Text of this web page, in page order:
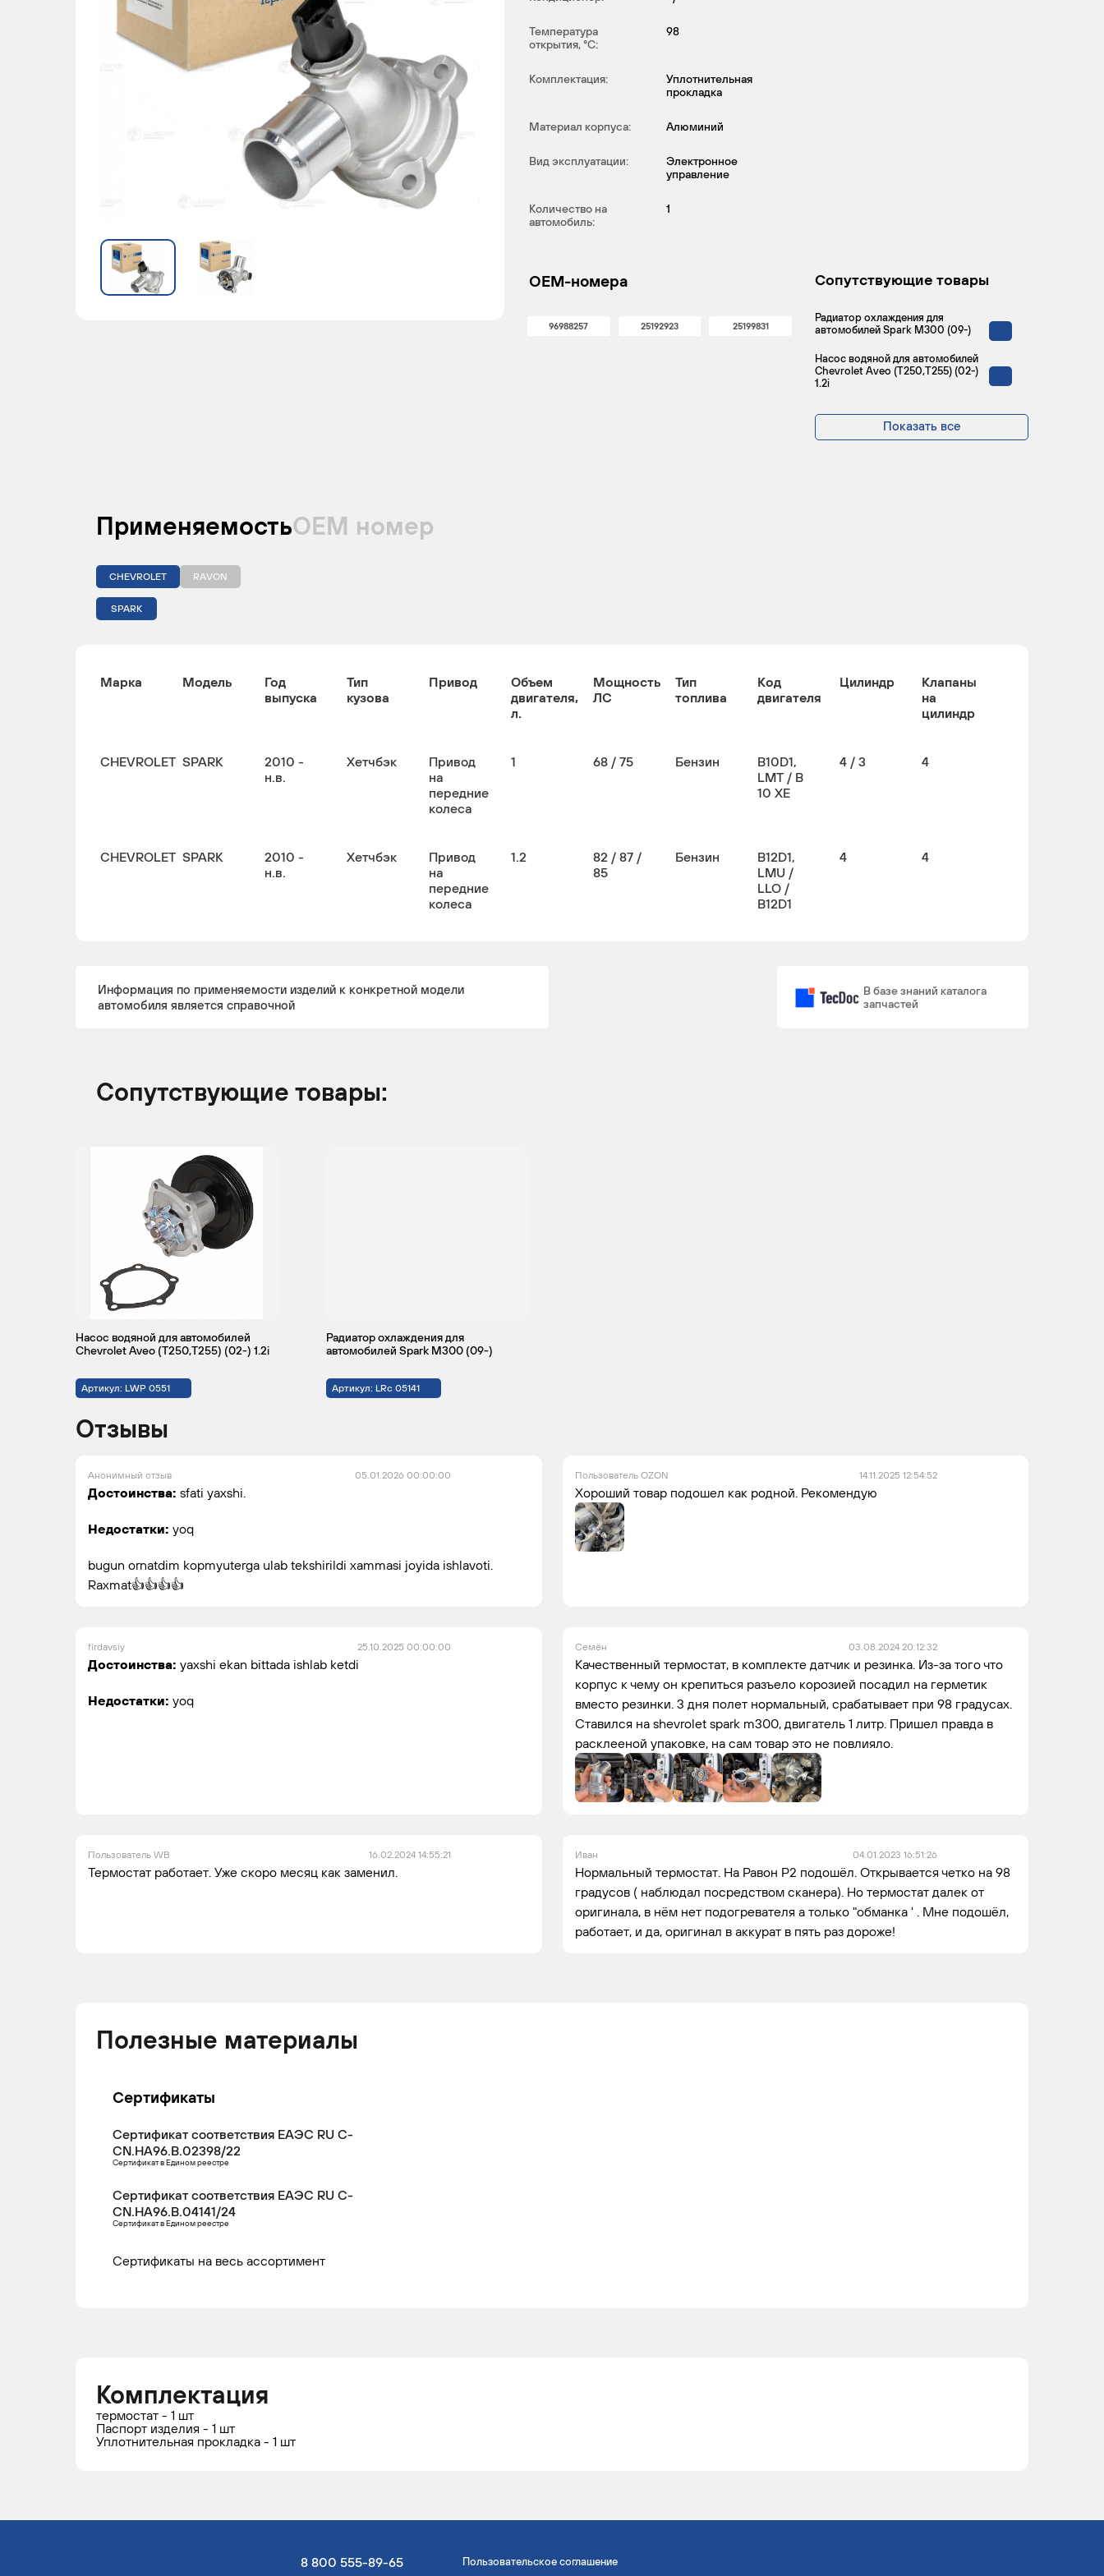
Температура
открытия, °С:
98
Комплектация:
Уплотнительная
прокладка
Материал корпуса: Алюминий
Вид эксплуатации:
Электронное
управление
Количество на
автомобиль:
1
OEM-номера
96988257 25192923 25199831
Сопутствующие товары
Радиатор охлаждения для
автомобилей Spark M300 (09-)
Насос водяной для автомобилей
Chevrolet Aveo (T250,T255) (02-)
1.2i
Показать все
ПрименяемостьОЕМ номер
CHEVROLET RAVON
SPARK
Марка Модель
Год
выпуска
Тип
кузова
Привод
Объем
двигателя,
л.
Мощность
ЛС
Тип
топлива
Код
двигателя
Цилиндр
Клапаны
на
цилиндр
CHEVROLET SPARK
2010 -
н.в.
Хетчбэк
Привод
на
передние
колеса
1 68 / 75 Бензин
B10D1,
LMT / B
10 XE
4 / 3 4
CHEVROLET SPARK
2010 -
н.в.
Хетчбэк
Привод
на
передние
колеса
1.2
82 / 87 /
85
Бензин
B12D1,
LMU /
LLO /
B12D1
4 4
Информация по применяемости изделий к конкретной модели
автомобиля является справочной
В базе знаний каталога
запчастей
Сопутствующие товары:
Насос водяной для автомобилей
Chevrolet Aveo (T250,T255) (02-) 1.2i
Артикул: LWP 0551
Радиатор охлаждения для
автомобилей Spark M300 (09-)
Артикул: LRc 05141
Отзывы
Анонимный отзыв 05.01.2026 00:00:00
Достоинства: sfati yaxshi.
Недостатки: yoq
bugun ornatdim kopmyuterga ulab tekshirildi xammasi joyida ishlavoti.
Raxmat👍👍👍👍
Пользователь OZON 14.11.2025 12:54:52
Хороший товар подошел как родной. Рекомендую
firdavsiy 25.10.2025 00:00:00
Достоинства: yaxshi ekan bittada ishlab ketdi
Недостатки: yoq
Семён 03.08.2024 20:12:32
Качественный термостат, в комплекте датчик и резинка. Из-за того что
корпус к чему он крепиться разъело корозией посадил на герметик
вместо резинки. 3 дня полет нормальный, срабатывает при 98 градусах.
Ставился на shevrolet spark m300, двигатель 1 литр. Пришел правда в
расклееной упаковке, на сам товар это не повлияло.
Пользователь WB 16.02.2024 14:55:21
Термостат работает. Уже скоро месяц как заменил.
Иван 04.01.2023 16:51:26
Нормальный термостат. На Равон Р2 подошёл. Открывается четко на 98
градусов ( наблюдал посредством сканера). Но термостат далек от
оригинала, в нём нет подогревателя а только "обманка ' . Мне подошёл,
работает, и да, оригинал в аккурат в пять раз дороже!
Полезные материалы
Сертификаты
Сертификат соответствия ЕАЭС RU С-
CN.НА96.В.02398/22
Сертификат в Едином реестре
Сертификат соответствия ЕАЭС RU С-
CN.НА96.В.04141/24
Сертификат в Едином реестре
Сертификаты на весь ассортимент
Комплектация
термостат - 1 шт
Паспорт изделия - 1 шт
Уплотнительная прокладка - 1 шт
8 800 555-89-65 Пользовательское соглашение